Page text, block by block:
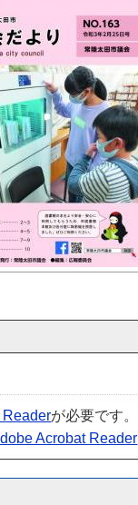
Readerが必要です。
Acrobat Reader